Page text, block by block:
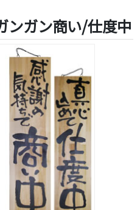
ンガン商い/仕度中